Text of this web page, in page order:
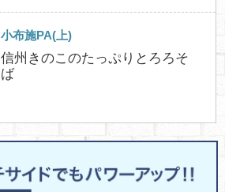
小布施PA(上)
信州きのこのたっぷりとろろそ
ば